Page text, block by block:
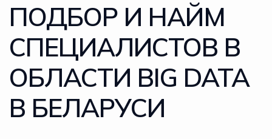
ПОДБОР И НАЙМ
СПЕЦИАЛИСТОВ В
ОБЛАСТИ BIG DATA
В БЕЛАРУСИ